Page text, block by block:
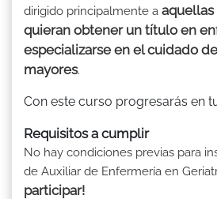
dirigido principalmente a aquellas
quieran obtener un título en
especializarse en el cuidado
mayores.
Con este curso progresarás en
Requisitos a cumplir
No hay condiciones previas para
de Auxiliar de Enfermería en
participar!